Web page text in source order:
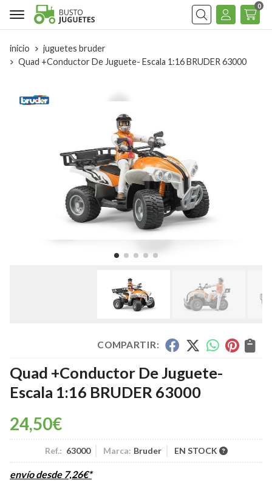
Buscar
0
inicio
juguetes bruder
Quad +Conductor De Juguete- Escala 1:16 BRUDER 63000
COMPARTIR:
Quad +Conductor De Juguete-
Escala 1:16 BRUDER 63000
24,50€
Ref.: 63000 Marca: Bruder EN STOCK
envío desde 7,26€*